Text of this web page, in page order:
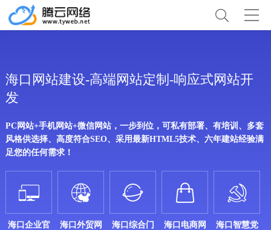
海口网站建设-高端网站定制-响应式网站开
发
PC网站+手机网站+微信网站，一步到位，可私有部署、有培训、多套
风格供选择、高度符合SEO、采用最新HTML5技术、六年建站经验满
足您的任何需求！

海口企业官

海口外贸网

海口综合门

海口电商网

海口智慧党